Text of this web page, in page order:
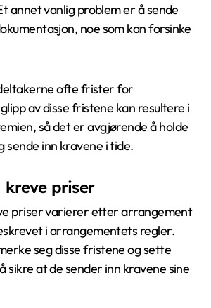
annet vanlig problem er å sende
noe som kan forsinke
ofte frister for
av disse fristene kan resultere i
så det er avgjørende å holde
sende inn kravene i tide.
kreve priser
priser varierer etter arrangement
i arrangementets regler.
seg disse fristene og sette
sikre at de sender inn kravene sine